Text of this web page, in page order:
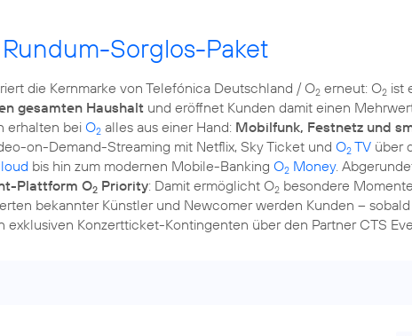
Sorglos-Paket
die Kernmarke von Telefónica Deutschland / O2 erneut: O2 ist
gesamten Haushalt und eröffnet Kunden damit einen
erhalten beiO2 alles aus einer Hand: Mobilfunk, Festnetz und
on-Demand-Streaming mit Netflix, Sky Ticket und O2 TV über
bis hin zum modernen Mobile-Banking O2 Money.
Plattform O2 Priority: Damit ermöglicht O2 besondere
bekannter Künstler und Newcomer werden Kunden –
exklusiven Konzertticket-Kontingenten über den Partner CTS